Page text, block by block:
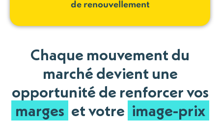
de renouvellement
Chaque mouvement du
marché devient une
opportunité de renforcer vos
marges et votre image-prix